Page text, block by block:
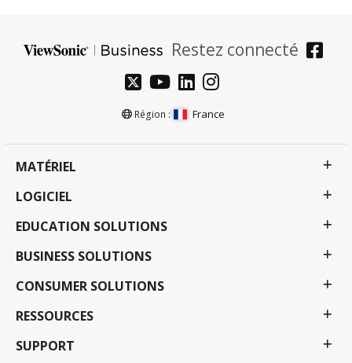
Restez connecté
Région : France
MATÉRIEL
LOGICIEL
EDUCATION SOLUTIONS
BUSINESS SOLUTIONS
CONSUMER SOLUTIONS
RESSOURCES
SUPPORT